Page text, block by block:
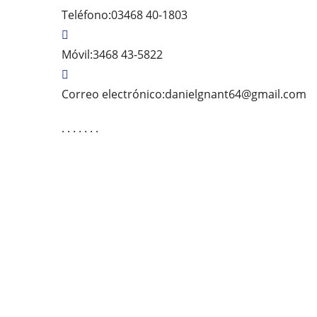
Teléfono:03468 40-1803
Móvil:3468 43-5822
Correo electrónico:danielgnant64@gmail.com
. . . . . . .